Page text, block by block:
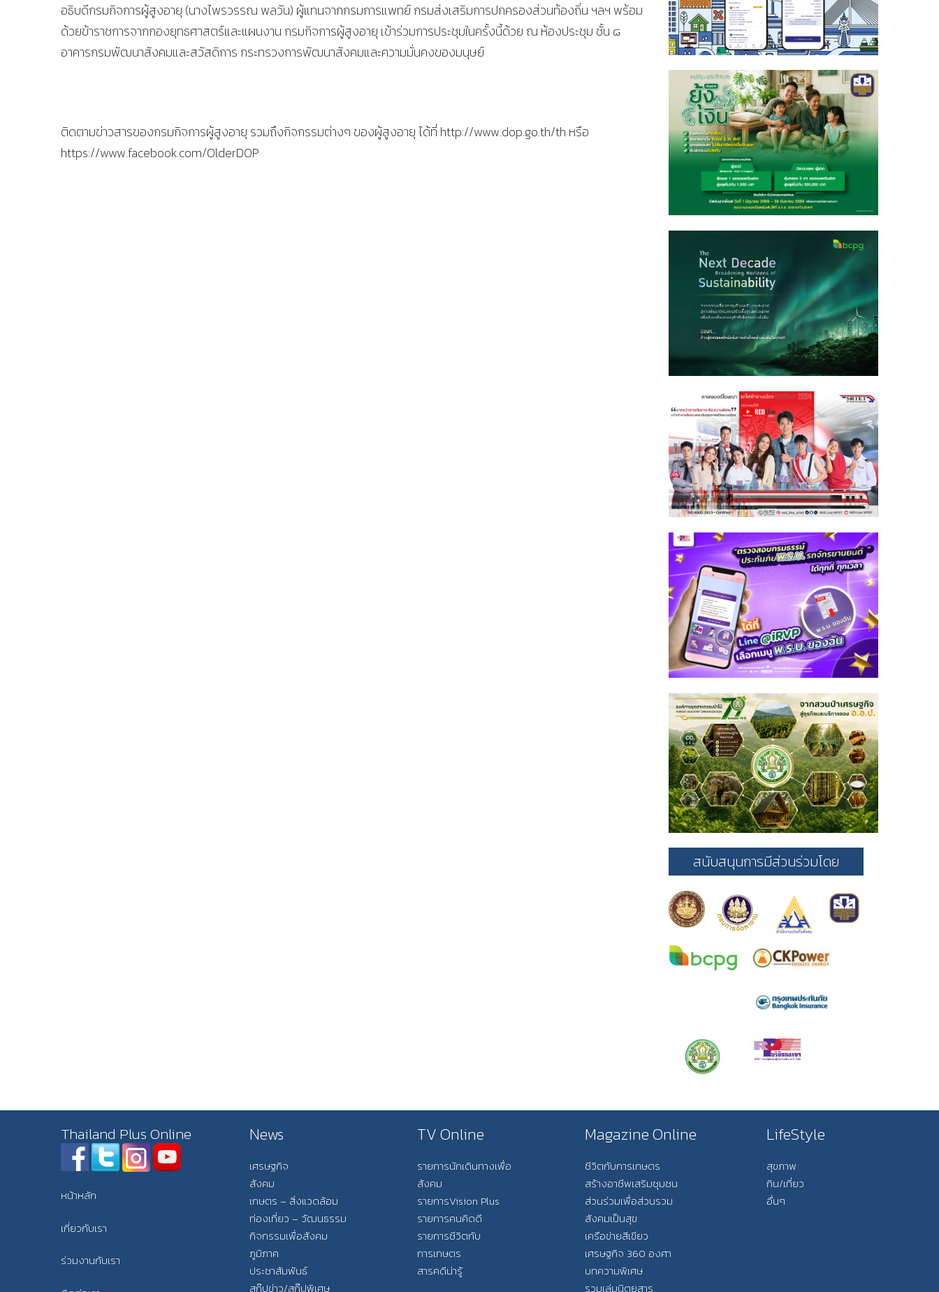
อธิบดีกรมกิจการผู้สูงอายุ (นางไพรวรรณ พลวัน) ผู้แทนจากกรมการแพทย์ กรมส่งเสริมการปกครองส่วนท้องถิ่น ฯลฯ พร้อม
ด้วยข้าราชการจากกองยุทธศาสตร์และแผนงาน กรมกิจการผู้สูงอายุ เข้าร่วมการประชุมในครั้งนี้ด้วย ณ ห้องประชุม ชั้น ๘
อาคารกรมพัฒนาสังคมและสวัสดิการ กระทรวงการพัฒนาสังคมและความมั่นคงของมนุษย์
ติดตามข่าวสารของกรมกิจการผู้สูงอายุ รวมถึงกิจกรรมต่างๆ ของผู้สูงอายุ ได้ที่ http://www.dop.go.th/th หรือ
https://www.facebook.com/OlderDOP
สนับสนุนการมีส่วนร่วมโดย
Thailand Plus Online
หน้าหลัก
เกี่ยวกับเรา
ร่วมงานกับเรา
News
เศรษฐกิจ
สังคม
เกษตร – สิ่งแวดล้อม
ท่องเที่ยว – วัฒนธรรม
กิจกรรมเพื่อสังคม
ภูมิภาค
ประชาสัมพันธ์
สกู๊ปข่าว/สกู๊ปพิเศษ
TV Online
รายการนักเดินทางเพื่อ
สังคม
รายการVision Plus
รายการคนคิดดี
รายการชีวิตกับ
การเกษตร
สารคดีน่ารู้
Magazine Online
ชีวิตกับการเกษตร
สร้างอาชีพเสริมชุมชน
ส่วนร่วมเพื่อส่วนรวม
สังคมเป็นสุข
เครือข่ายสีเขียว
เศรษฐกิจ 360 องศา
บทความพิเศษ
รวมเล่มนิตยสาร
LifeStyle
สุขภาพ
กิน/เที่ยว
อื่นๆ